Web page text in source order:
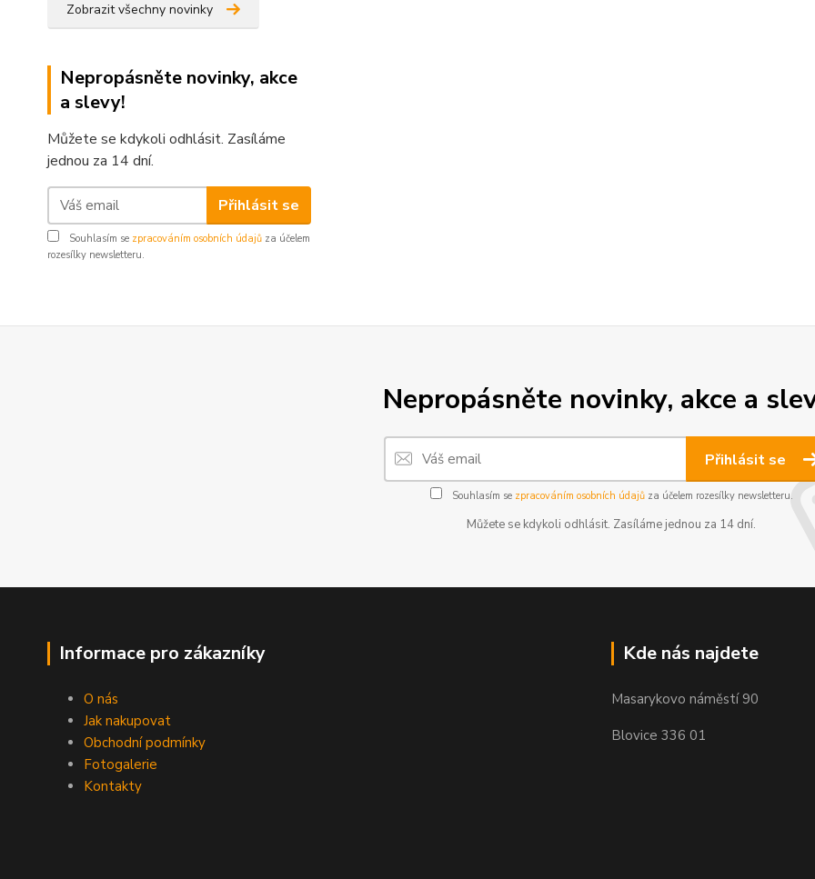
Zobrazit všechny novinky
Nepropásněte novinky, akce
a slevy!
Můžete se kdykoli odhlásit. Zasíláme
jednou za 14 dní.
Přihlásit se
Souhlasím se zpracováním osobních údajů za účelem
rozesílky newsletteru.
Nepropásněte novinky, akce a
Přihlásit se
Souhlasím se zpracováním osobních údajůza účelem rozesílky newsletteru.
Můžete se kdykoli odhlásit. Zasíláme jednou za 14 dní.
Informace pro zákazníky
O nás
Jak nakupovat
Obchodní podmínky
Fotogalerie
Kontakty
Kde nás najdete
Masarykovo náměstí 90
Blovice 336 01